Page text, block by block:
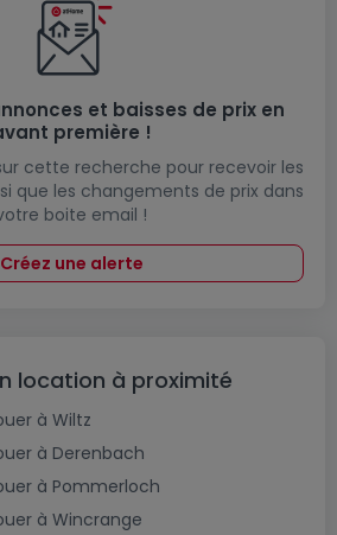
et baisses de prix en
première !
cette recherche pour recevoir les
que les changements de prix dans
boite email !
Créez une alerte
location à proximité
à Wiltz
à Derenbach
à Pommerloch
à Wincrange